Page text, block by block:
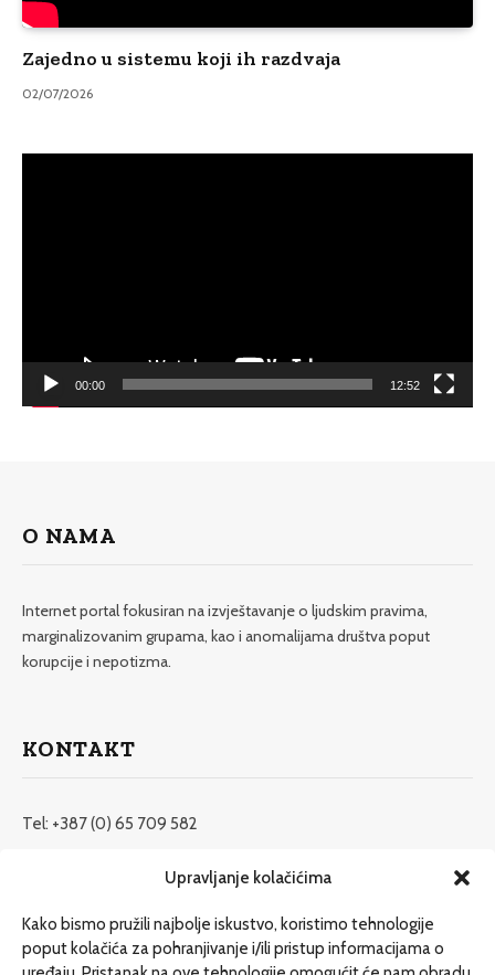
Upravljanje kolačićima
Kako bismo pružili najbolje iskustvo, koristimo tehnologije
poput kolačića za pohranjivanje i/ili pristup informacijama o
Zajedno u sistemu koji ih razdvaja
02/07/2026
00:00 12:52
O NAMA
Internet portal fokusiran na izvještavanje o ljudskim pravima,
marginalizovanim grupama, kao i anomalijama društva poput
korupcije i nepotizma.
KONTAKT
Tel: +387 (0) 65 709 582
redakcija@etrafika.net